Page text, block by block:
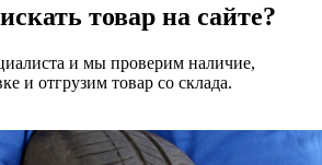
товар на сайте?
и мы проверим наличие,
и отгрузим товар со склада.